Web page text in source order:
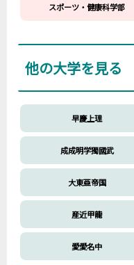
スポーツ・健康科学部
他の大学を見る
早慶上理
成成明学獨國武
大東亜帝国
産近甲龍
愛愛名中